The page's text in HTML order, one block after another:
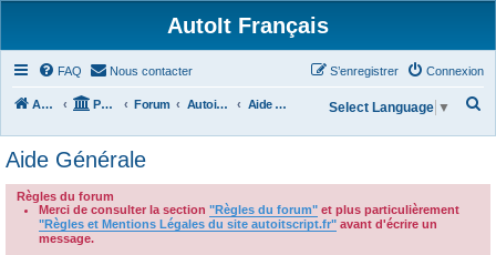
AutoIt Français
FAQ Nous contacter Connexion
S’enregistrer
Accueil Portail Forum Autoit v3 Aide Générale
h
Select Language ▼
Aide Générale
Règles du forum
Merci de consulter la section "Règles du forum" et plus particulièrement
"Règles et Mentions Légales du site autoitscript.fr" avant d'écrire un
message.